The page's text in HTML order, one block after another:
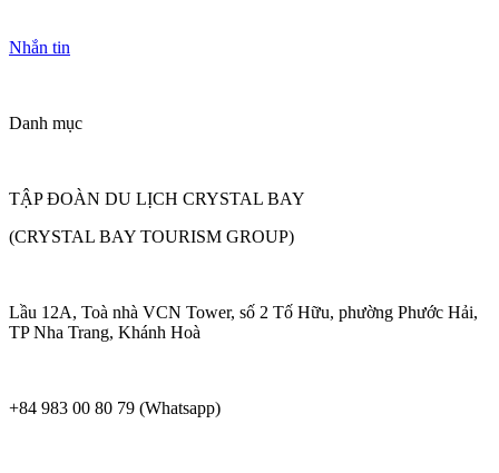
Nhắn tin
Danh mục
TẬP ĐOÀN DU LỊCH CRYSTAL BAY
(CRYSTAL BAY TOURISM GROUP)
Lầu 12A, Toà nhà VCN Tower, số 2 Tố Hữu, phường Phước Hải,
TP Nha Trang, Khánh Hoà
+84 983 00 80 79 (Whatsapp)